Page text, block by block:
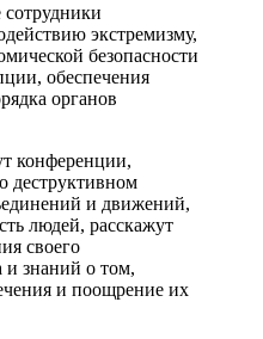
экстремизму,
безопасности
обеспечения
органов
конференции,
деструктивном
и движений,
людей, расскажут
своего
и знаний о том,
и поощрение их